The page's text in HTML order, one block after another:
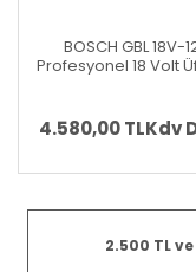
BOSCH GBL 18V-
Profesyonel 18 Volt
(Teslimat
ve Şarj Cihazı
4.580,00 TLKdv
2.500 TL